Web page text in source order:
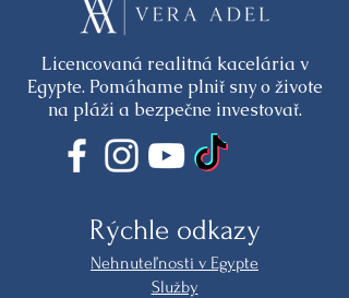
Licencovaná realitná kacelária v
Egypte. Pomáhame plniť sny o živote
na pláži a bezpečne investovať.
Rýchle odkazy
Nehnuteľnosti v Egypte
Služby